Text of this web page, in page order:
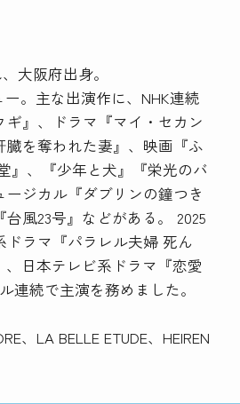
大阪府出身。
ー。主な出演作に、NHK連続
ギ』、ドラマ『マイ・セカン
臓を奪われた妻』、映画『ふ
』、『少年と犬』『栄光のバ
ージカル『ダブリンの鐘つき
風23号』などがある。 2025
ドラマ『パラレル夫婦 死ん
、日本テレビ系ドラマ『恋愛
連続で主演を務めました。
、LA BELLE ETUDE、HEIREN